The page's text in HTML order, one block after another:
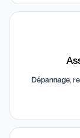
Dépannage,